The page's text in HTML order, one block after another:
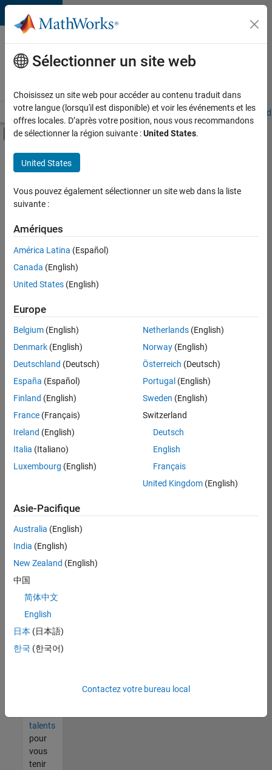
Passer au contenu
Votre
carrière
chez
Accueil Explorer nos opportunités Adresses de nos bureaux
Activer/désactiver l'affichage du menu
Contenu principal
FILTRER PAR
Applications et outils commerciaux
Infrastructure et architecture
Développement de produits
Actuellement,
aucune
offre
d'emploi
correspondant
à vos
critères
de
recherche.
Vous
pouvez
élargir
votre
recherche
ou
afficher
l’ensemble
d'emploi.
malgré
tout
vous
trouvez
pas
d'offre
corresponde
à vos
talents
pour
vous
tenir
Sélectionner un site web
Choisissez un site web pour accéder au contenu traduit dans
votre langue (lorsqu'il est disponible) et voir les événements et les
offres locales. D’après votre position, nous vous recommandons
de sélectionner la région suivante :United States.
United States
Vous pouvez également sélectionner un site web dans la liste
suivante :
Amériques
América Latina (Español)
Canada (English)
United States (English)
Europe
Belgium (English)
Denmark (English)
Deutschland (Deutsch)
España (Español)
Finland (English)
France (Français)
Ireland (English)
Italia (Italiano)
Luxembourg (English)
Netherlands(English)
Norway(English)
Österreich (Deutsch)
Portugal (English)
Sweden (English)
Switzerland
Deutsch
English
Français
United Kingdom(English)
Asie-Pacifique
Australia (English)
India (English)
New Zealand (English)
中国
简体中文
English
日本 (日本語)
한국 (한국어)
Contactez votre bureau local